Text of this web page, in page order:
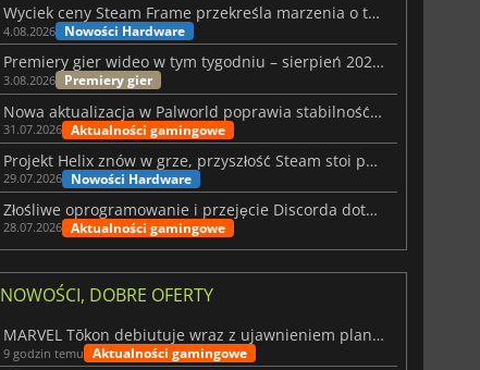
Wyciek ceny Steam Frame przekreśla marzenia o tanim zestawie VR
4.08.2026 Nowości Hardware
Premiery gier wideo w tym tygodniu – sierpień 2026 r. (32. tydzień)
3.08.2026 Premiery gier
Nowa aktualizacja w Palworld poprawia stabilność Sunreach i walk z bossami
31.07.2026 Aktualności gamingowe
Projekt Helix znów w grze, przyszłość Steam stoi pod znakiem zapytania
29.07.2026 Nowości Hardware
Złośliwe oprogramowanie i przejęcie Discorda dotknęły Meccha Chameleon
28.07.2026 Aktualności gamingowe
NOWOŚCI, DOBRE OFERTY
MARVEL Tōkon debiutuje wraz z ujawnieniem planu rozwoju na pierwszy rok
9 godzin temu Aktualności gamingowe